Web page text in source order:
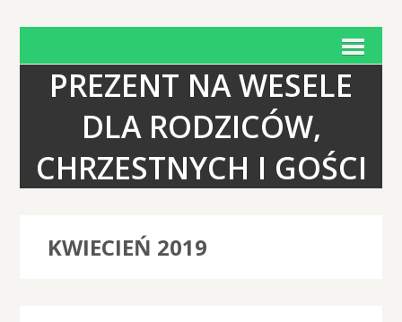
PREZENT NA WESELE
DLA RODZICÓW,
CHRZESTNYCH I GOŚCI
KWIECIEŃ 2019